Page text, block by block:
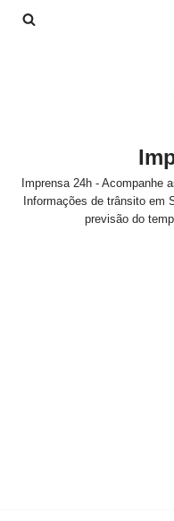
Imprensa 24h - Acompanhe
Informações de trânsito em
previsão do